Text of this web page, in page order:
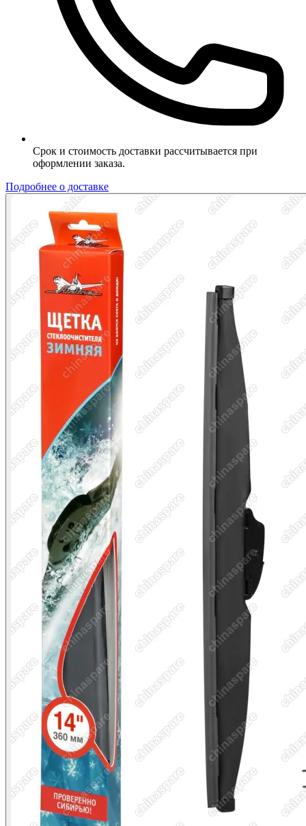
Срок и стоимость доставки рассчитывается при
оформлении заказа.
Подробнее о доставке